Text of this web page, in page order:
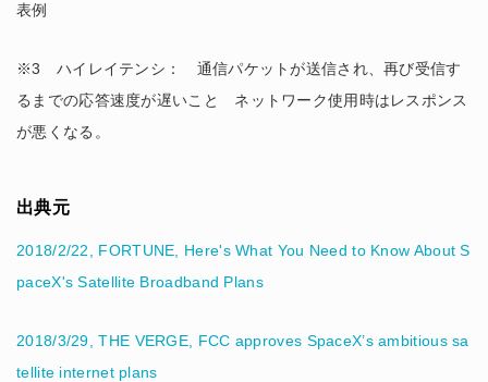
表例
※3 ハイレイテンシ： 通信パケットが送信され、再び受信す
るまでの応答速度が遅いこと ネットワーク使用時はレスポンス
が悪くなる。
出典元
2018/2/22, FORTUNE, Here's What You Need to Know About S
paceX's Satellite Broadband Plans
2018/3/29, THE VERGE, FCC approves SpaceX’s ambitious sa
tellite internet plans